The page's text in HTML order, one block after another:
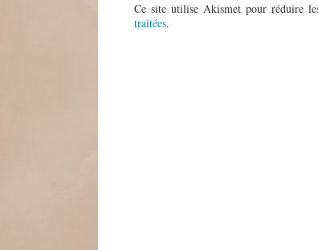
Ce site utilise Akismet pour réduire
traitées.